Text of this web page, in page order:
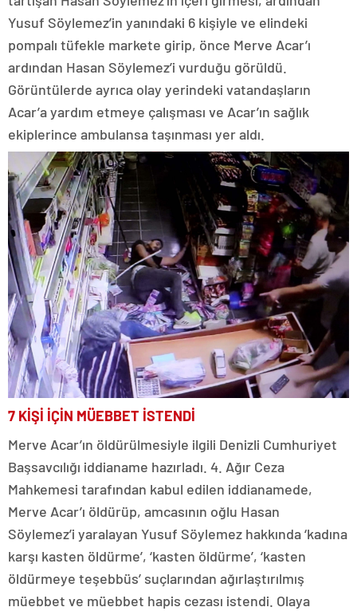
Yusuf Söylemez’in yanındaki 6 kişiyle ve elindeki
pompalı tüfekle markete girip, önce Merve Acar’ı
ardından Hasan Söylemez’i vurduğu görüldü.
Görüntülerde ayrıca olay yerindeki vatandaşların
Acar’a yardım etmeye çalışması ve Acar’ın sağlık
ekiplerince ambulansa taşınması yer aldı.
7 KİŞİ İÇİN MÜEBBET İSTENDİ
Merve Acar’ın öldürülmesiyle ilgili Denizli Cumhuriyet
Başsavcılığı iddianame hazırladı. 4. Ağır Ceza
Mahkemesi tarafından kabul edilen iddianamede,
Merve Acar’ı öldürüp, amcasının oğlu Hasan
Söylemez’i yaralayan Yusuf Söylemez hakkında ‘kadına
karşı kasten öldürme’, ‘kasten öldürme’, ‘kasten
öldürmeye teşebbüs’ suçlarından ağırlaştırılmış
müebbet ve müebbet hapis cezası istendi. Olaya